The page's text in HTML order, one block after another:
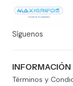
Síguenos
INFORMACIÓN
Términos y